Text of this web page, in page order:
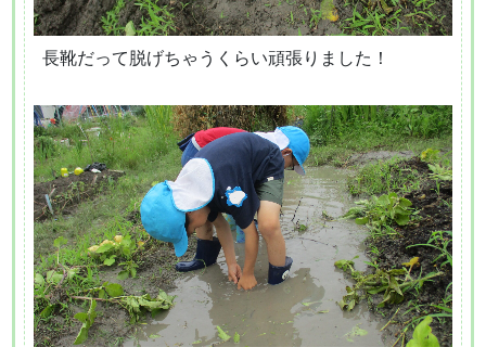
長靴だって脱げちゃうくらい頑張りました！